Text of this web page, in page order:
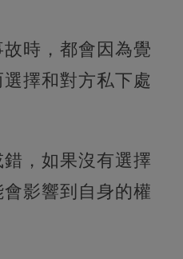
時，都會因為覺
擇和對方私下處
，如果沒有選擇
影響到自身的權